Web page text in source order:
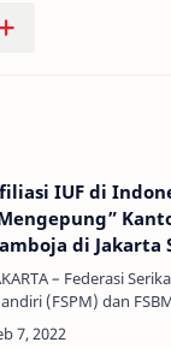
IUF di
Kantor Kedutaan
di Jakarta
– Federasi
(FSPM) dan
Buruh Makanan